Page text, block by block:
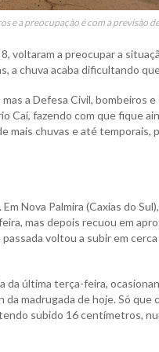
e a preocupação é com a previsão
voltaram a preocupar a
a chuva acaba dificultando
a Defesa Civil, bombeiros
Caí, fazendo com que fique
mais chuvas e até temporais,
Nova Palmira (Caxias do
mas depois recuou em
voltou a subir em
da última terça-feira,
madrugada de hoje. Só que
subido 16 centímetros,